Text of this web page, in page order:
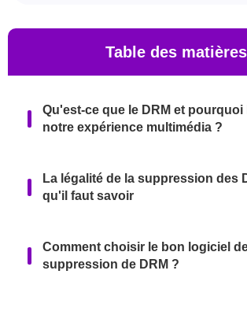
Table des matières
Qu'est-ce que le DRM et pourquoi
notre expérience multimédia ?
La légalité de la suppression des
qu'il faut savoir
Comment choisir le bon logiciel
suppression de DRM ?